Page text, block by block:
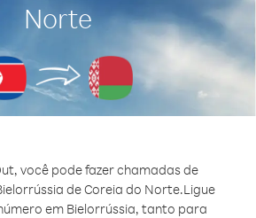
Norte
você pode fazer chamadas de
de Coreia do Norte.Ligue
em Bielorrússia, tanto para